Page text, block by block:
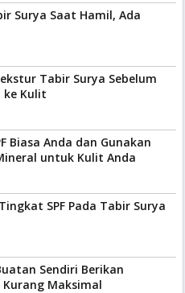
Surya Saat Hamil, Ada
Tabir Surya Sebelum
ke Kulit
Biasa Anda dan Gunakan
untuk Kulit Anda
SPF Pada Tabir Surya
Sendiri Berikan
Maksimal